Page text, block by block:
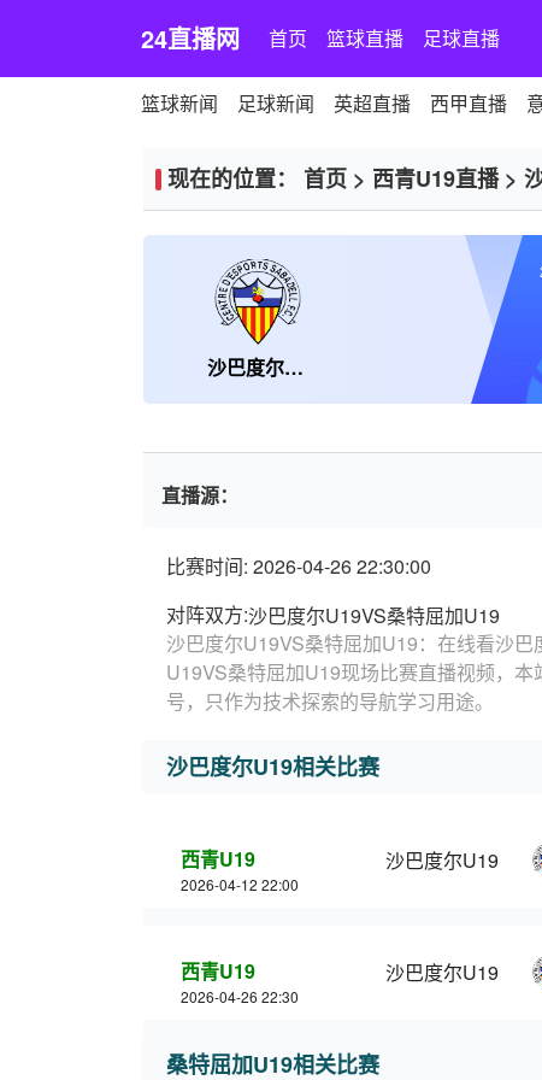
24直播网 首页 篮球直播 足球直播
篮球新闻 足球新闻 英超直播 西甲直播
现在的位置： 首页 > 西青U19直播>
沙巴度尔U19
直播源：
比赛时间: 2026-04-26 22:30:00
对阵双方:沙巴度尔U19VS桑特屈加U19
沙巴度尔U19VS桑特屈加U19：在线看沙
U19VS桑特屈加U19现场比赛直播视频，
号，只作为技术探索的导航学习用途。
沙巴度尔U19相关比赛
西青U19
2026-04-12 22:00
沙巴度尔U19
西青U19
2026-04-26 22:30
沙巴度尔U19
桑特屈加U19相关比赛